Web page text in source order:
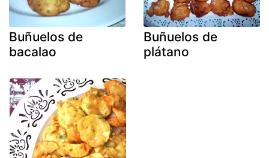
Buñuelos de
bacalao
Buñuelos de
plátano